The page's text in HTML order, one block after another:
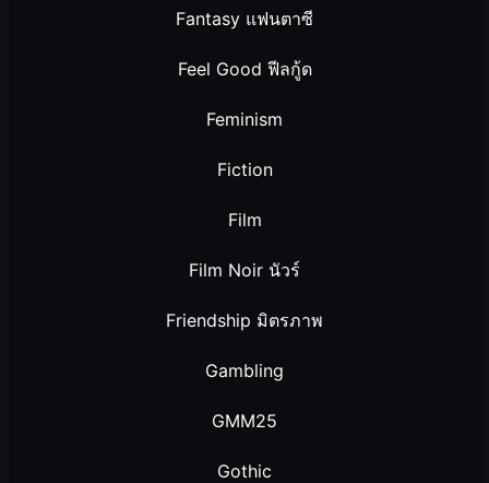
Fantasy แฟนตาซี
Feel Good ฟีลกู้ด
Feminism
Fiction
Film
Film Noir นัวร์
Friendship มิตรภาพ
Gambling
GMM25
Gothic